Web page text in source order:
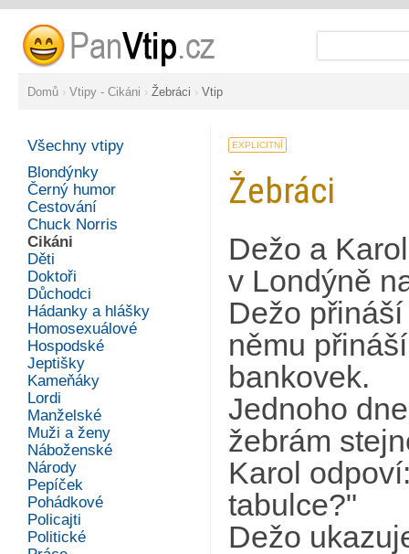
Domů › Vtipy - Cikáni › Žebráci › Vtip
Všechny vtipy
Blondýnky
Černý humor
Cestování
Chuck Norris
Cikáni
Děti
Doktoři
Důchodci
Hádanky a hlášky
Homosexuálové
Hospodské
Jeptišky
Kameňáky
Lordi
Manželské
Muži a ženy
Náboženské
Národy
Pepíček
Pohádkové
Policajti
Politické
EXPLICITNÍ
Žebráci
Dežo a
v Londýně
Dežo
němu
bankovek.
Jednoho
žebrám
Karol
tabulce?"
Dežo